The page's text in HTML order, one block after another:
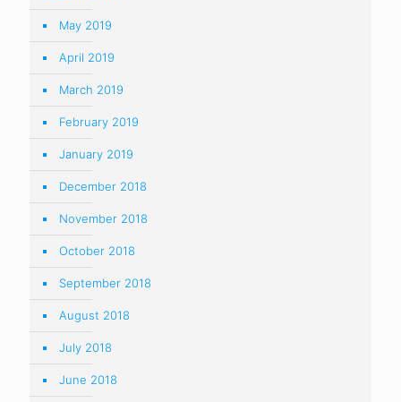
May 2019
April 2019
March 2019
February 2019
January 2019
December 2018
November 2018
October 2018
September 2018
August 2018
July 2018
June 2018